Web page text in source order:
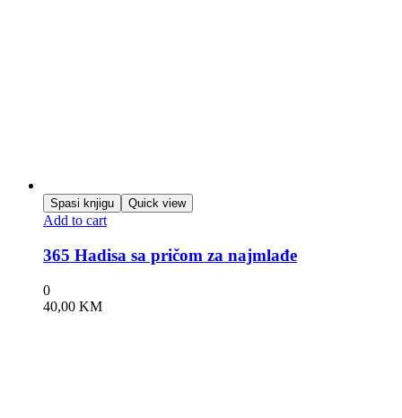
Spasi knjigu Quick view
Add to cart
365 Hadisa sa pričom za najmlađe
0
40,00 KM